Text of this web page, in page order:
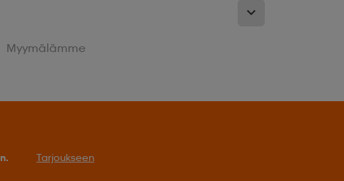
Myymälämme
Tarjoukseen